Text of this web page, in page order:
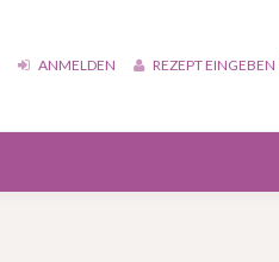
ANMELDEN REZEPT EINGEBEN